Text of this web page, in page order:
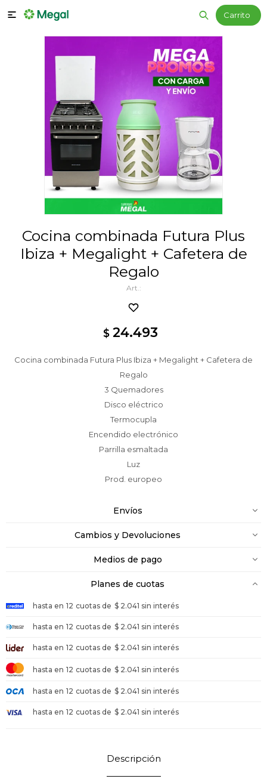

Cocina combinada Futura Plus
Ibiza + Megalight + Cafetera de
Regalo
$ 24.493
Cocina combinada Futura Plus Ibiza + Megalight + Cafetera de
Regalo
3 Quemadores
Disco eléctrico
Termocupla
Encendido electrónico
Parrilla esmaltada
Luz
Prod. europeo
Envíos
Cambios y Devoluciones
Medios de pago
Planes de cuotas
hasta en 12 cuotas de $ 2.041 sin interés
hasta en 12 cuotas de $ 2.041 sin interés
hasta en 12 cuotas de $ 2.041 sin interés
hasta en 12 cuotas de $ 2.041 sin interés
hasta en 12 cuotas de $ 2.041 sin interés
hasta en 12 cuotas de $ 2.041 sin interés
Descripción